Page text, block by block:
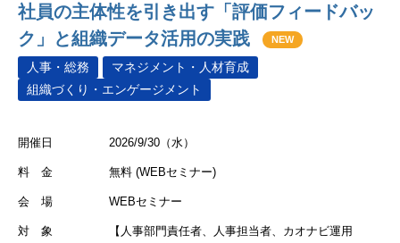
社員の主体性を引き出す「評価フィードバッ
ク」と組織データ活用の実践
NEW
人事・総務
マネジメント・人材育成
組織づくり・エンゲージメント
開催日 2026/9/30（水）
料 金 無料 (WEBセミナー)
会 場 WEBセミナー
対 象
【人事部門責任者、人事担当者、カオナビ運用